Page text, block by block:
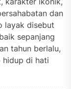
dan
layak disebut
sepanjang
tahun berlalu,
hidup di hati